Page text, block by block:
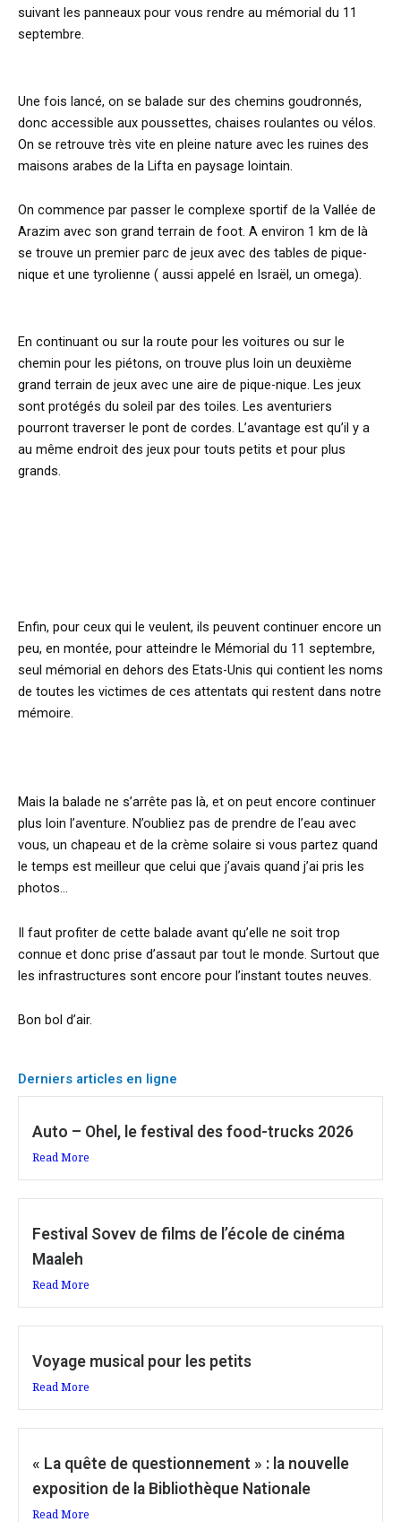
suivant les panneaux pour vous rendre au mémorial du 11
septembre.
Une fois lancé, on se balade sur des chemins goudronnés,
donc accessible aux poussettes, chaises roulantes ou vélos.
On se retrouve très vite en pleine nature avec les ruines des
maisons arabes de la Lifta en paysage lointain.
On commence par passer le complexe sportif de la Vallée de
Arazim avec son grand terrain de foot. A environ 1 km de là
se trouve un premier parc de jeux avec des tables de pique-
nique et une tyrolienne ( aussi appelé en Israël, un omega).
En continuant ou sur la route pour les voitures ou sur le
chemin pour les piétons, on trouve plus loin un deuxième
grand terrain de jeux avec une aire de pique-nique. Les jeux
sont protégés du soleil par des toiles. Les aventuriers
pourront traverser le pont de cordes. L’avantage est qu’il y a
au même endroit des jeux pour touts petits et pour plus
grands.
Enfin, pour ceux qui le veulent, ils peuvent continuer encore un
peu, en montée, pour atteindre le Mémorial du 11 septembre,
seul mémorial en dehors des Etats-Unis qui contient les noms
de toutes les victimes de ces attentats qui restent dans notre
mémoire.
Mais la balade ne s’arrête pas là, et on peut encore continuer
plus loin l’aventure. N’oubliez pas de prendre de l’eau avec
vous, un chapeau et de la crème solaire si vous partez quand
le temps est meilleur que celui que j’avais quand j’ai pris les
photos…
Il faut profiter de cette balade avant qu’elle ne soit trop
connue et donc prise d’assaut par tout le monde. Surtout que
les infrastructures sont encore pour l’instant toutes neuves.
Bon bol d’air.
Derniers articles en ligne
Auto – Ohel, le festival des food-trucks 2026
Read More
Festival Sovev de films de l’école de cinéma
Maaleh
Read More
Voyage musical pour les petits
Read More
« La quête de questionnement » : la nouvelle
exposition de la Bibliothèque Nationale
Read More